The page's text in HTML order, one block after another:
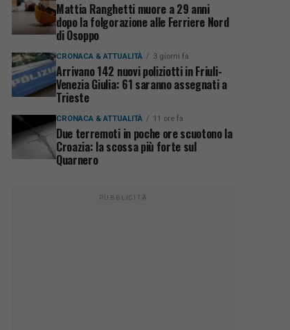
Mattia Ranghetti muore a 29 anni
dopo la folgorazione alle Ferriere Nord
di Osoppo
CRONACA & ATTUALITÀ 3 giorni fa
Arrivano 142 nuovi poliziotti in Friuli-
Venezia Giulia: 61 saranno assegnati a
Trieste
CRONACA & ATTUALITÀ 11 ore fa
Due terremoti in poche ore scuotono la
Croazia: la scossa più forte sul
Quarnero
PUBBLICITÀ